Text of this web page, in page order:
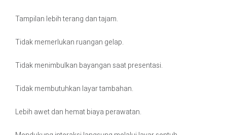
Tampilan lebih terang dan tajam.
Tidak memerlukan ruangan gelap.
Tidak menimbulkan bayangan saat presentasi.
Tidak membutuhkan layar tambahan.
Lebih awet dan hemat biaya perawatan.